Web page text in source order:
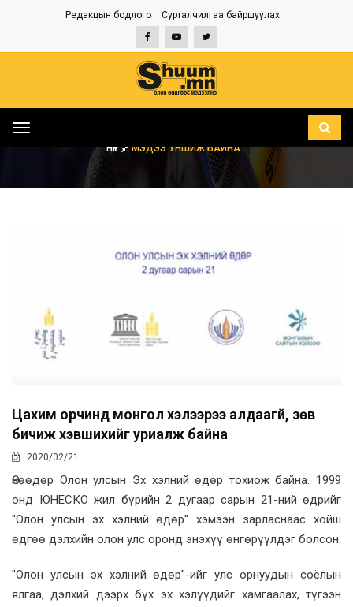
Редакцын бодлого Сурталчилгаа байршуулах
Toggle
НҮҮР МЭДЭЭ УНШИЖ БАЙНА...
Цахим орчинд монгол хэлээрээ алдаагүй, зөв
бичиж хэвшихийг уриалж байна
2020/02/21
Өнөөдөр Олон улсын Эх хэлний өдөр тохиож байна. 1999
онд ЮНЕСКО жил бүрийн 2 дугаар сарын 21-ний өдрийг
"Олон улсын эх хэлний өдөр" хэмээн зарласнаас хойш
өдгөө дэлхийн олон улс оронд энэхүү өнгөрүүлдэг болсон.
"Олон улсын эх хэлний өдөр"-ийг улс орнуудын соёлын
ялгаа, дэлхий дээрх бүх эх хэлүүдийг хамгаалах, түгээн